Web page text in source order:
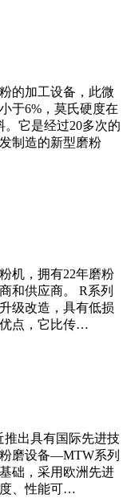
的加工设备，此微
于6%，莫氏硬度在
它是经过20多次的
制造的新型磨粉
机，拥有22年磨粉
和供应商。 R系列
级改造，具有低损
点，它比传…
出具有国际先进技
磨设备—MTW系列
础，采用欧洲先进
、性能可…